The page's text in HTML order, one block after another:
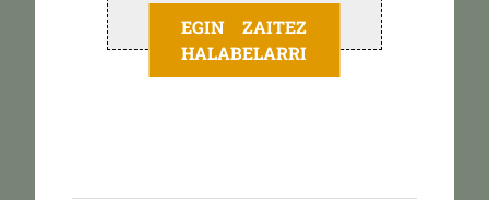
EGIN ZAITEZ
HALABELARRI